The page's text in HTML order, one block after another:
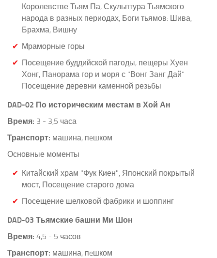
Королевстве Тьям Па, Скульптура Тьямского
народа в разных периодах, Боги тьямов: Шива,
Брахма, Вишну
Мраморные горы
Посещение буддийской пагоды, пещеры Хуен
Хонг, Панорама гор и моря с "Вонг Занг Дай"
Посещение деревни каменной резьбы
DAD-02 По историческим местам в Хой Ан
Время: 3 - 3,5 часа
Транспорт: машина, пeшком
Основные моменты
Китайский храм "Фук Киен", Японский покрытый
мост, Посещение старого дома
Посещение шелковой фабрики и шоппинг
DAD-03 Тьямские башни Ми Шон
Время: 4,5 - 5 часов
Транспорт: машина, пeшком